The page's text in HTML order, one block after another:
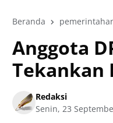
Beranda
Anggota
Tekankan
Redaksi
Senin, 23